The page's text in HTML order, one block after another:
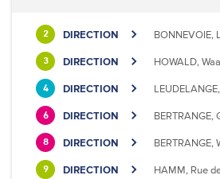
2 DIRECTION BONNEVOIE,
3 DIRECTION HOWALD,
4 DIRECTION
6 DIRECTION BERTRANGE,
8 DIRECTION BERTRANGE,
9 DIRECTION HAMM, Rue